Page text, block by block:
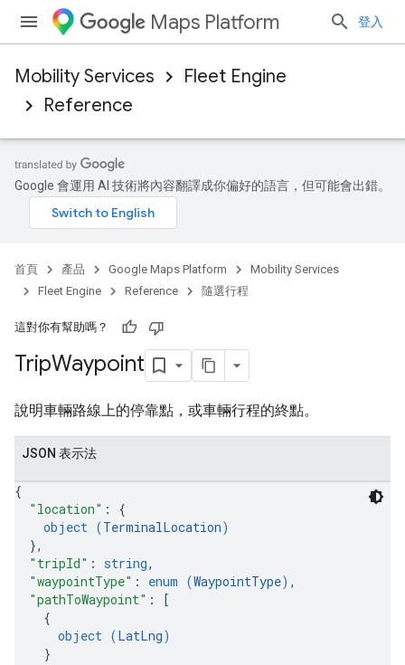
Maps Platform 登入
Mobility Services
Fleet Engine
Reference
Google 會運用 AI 技術將內容翻譯成你偏好的語言，但可能會出錯。
首頁 產品 Google Maps Platform
Mobility Services
Fleet Engine
Reference 隨選行程
這對你有幫助嗎？
TripWaypoint
說明車輛路線上的停靠點，或車輛行程的終點。
JSON 表示法
{
"location" : {
object (TerminalLocation)
},
"tripId" : string,
"waypointType" : enum (WaypointType) ,
"pathToWaypoint" :
[
{
object (LatLng)
}